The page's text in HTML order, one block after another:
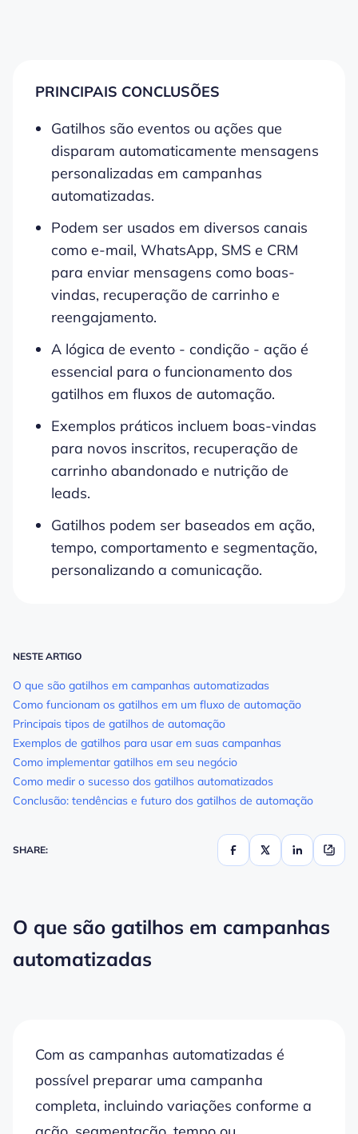
PRINCIPAIS CONCLUSÕES
Gatilhos são eventos ou ações que
disparam automaticamente mensagens
personalizadas em campanhas
automatizadas.
Podem ser usados em diversos canais
como e-mail, WhatsApp, SMS e CRM
para enviar mensagens como boas-
vindas, recuperação de carrinho e
reengajamento.
A lógica de evento - condição - ação é
essencial para o funcionamento dos
gatilhos em fluxos de automação.
Exemplos práticos incluem boas-vindas
para novos inscritos, recuperação de
carrinho abandonado e nutrição de
leads.
Gatilhos podem ser baseados em ação,
tempo, comportamento e segmentação,
personalizando a comunicação.
NESTE ARTIGO
O que são gatilhos em campanhas automatizadas
Como funcionam os gatilhos em um fluxo de automação
Principais tipos de gatilhos de automação
Exemplos de gatilhos para usar em suas campanhas
Como implementar gatilhos em seu negócio
Como medir o sucesso dos gatilhos automatizados
Conclusão: tendências e futuro dos gatilhos de automação
SHARE:
O que são gatilhos em campanhas
automatizadas
Com as campanhas automatizadas é
possível preparar uma campanha
completa, incluindo variações conforme a